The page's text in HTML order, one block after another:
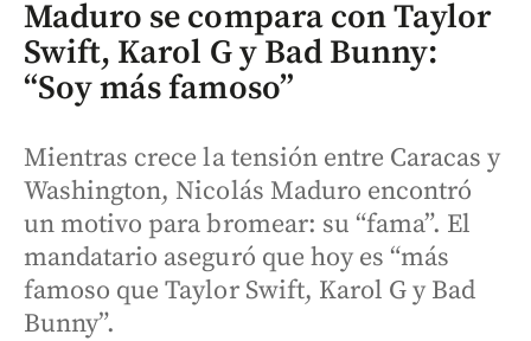
Maduro se compara con Taylor
Swift, Karol G y Bad Bunny:
“Soy más famoso”
Mientras crece la tensión entre Caracas y
Washington, Nicolás Maduro encontró
un motivo para bromear: su “fama”. El
mandatario aseguró que hoy es “más
famoso que Taylor Swift, Karol G y Bad
Bunny”.